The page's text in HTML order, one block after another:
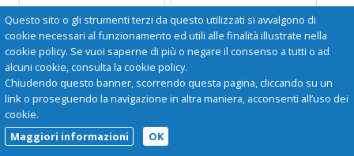
Questo sito o gli strumenti terzi da questo utilizzati si avvalgono di
cookie necessari al funzionamento ed utili alle finalità illustrate nella
cookie policy. Se vuoi saperne di più o negare il consenso a tutti o ad
alcuni cookie, consulta la cookie policy.
Chiudendo questo banner, scorrendo questa pagina, cliccando su un
link o proseguendo la navigazione in altra maniera, acconsenti all’uso dei
cookie.
Maggiori informazioni
OK